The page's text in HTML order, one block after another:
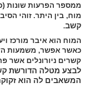
ממספר הפרעות שונות
מוח, בין היתר. זוהי
קשב.
המוח הוא איבר מורכז
כאשר אפשר, משמעות
קשרים ניורונלים אשר
לבצע מטלה הדורשת
המשאבים לה הוא